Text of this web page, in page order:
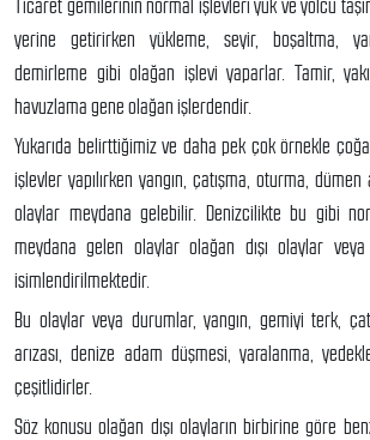
Ticaret gemilerinin normal işlevleri yük ve yolcu
yerine getirirken yükleme, seyir, boşaltma,
demirleme gibi olağan işlevi yaparlar. Tamir,
havuzlama gene olağan işlerdendir.
Yukarıda belirttiğimiz ve daha pek çok örnekle
işlevler yapılırken yangın, çatışma, oturma, dümen
olaylar meydana gelebilir. Denizcilikte bu gibi
meydana gelen olaylar olağan dışı olaylar
isimlendirilmektedir.
Bu olaylar veya durumlar, yangın, gemiyi terk,
arızası, denize adam düşmesi, yaralanma,
çeşitlidirler.
Söz konusu olağan dışı olayların birbirine göre